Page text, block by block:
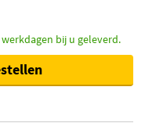
bij u geleverd.